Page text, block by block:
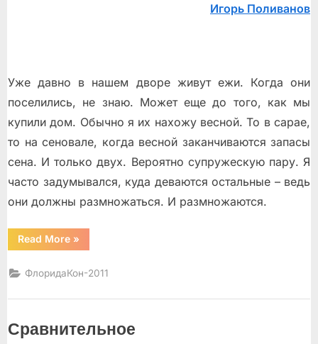
Игорь Поливанов
Уже давно в нашем дворе живут ежи. Когда они
поселились, не знаю. Может еще до того, как мы
купили дом. Обычно я их нахожу весной. То в сарае,
то на сеновале, когда весной заканчиваются запасы
сена. И только двух. Вероятно супружескую пару. Я
часто задумывался, куда деваются остальные – ведь
они должны размножаться. И размножаются.
Read More“Жажда”
»
ФлоридаКон-2011
Сравнительное